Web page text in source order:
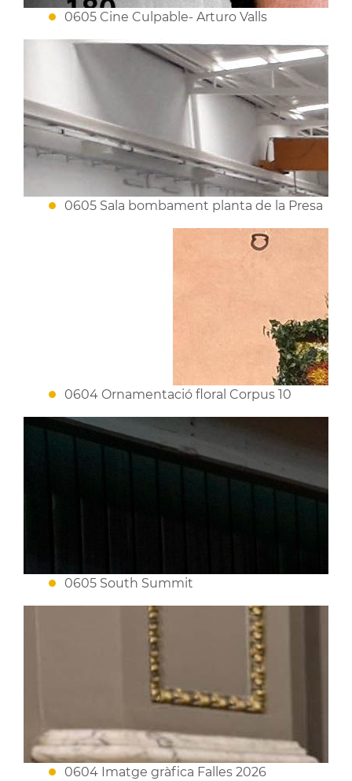
0605 Cine Culpable- Arturo Valls
0605 Sala bombament planta de la Presa
0604 Ornamentació floral Corpus 10
0605 South Summit
0604 Imatge gràfica Falles 2026